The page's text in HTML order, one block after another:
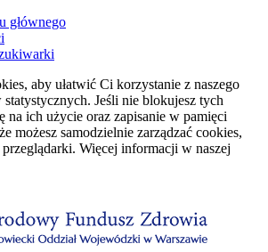
głównego
aby ułatwić Ci korzystanie z naszego
Jeśli nie blokujesz tych
na ich użycie oraz zapisanie w pamięci
możesz samodzielnie zarządzać cookies,
Więcej informacji w naszej